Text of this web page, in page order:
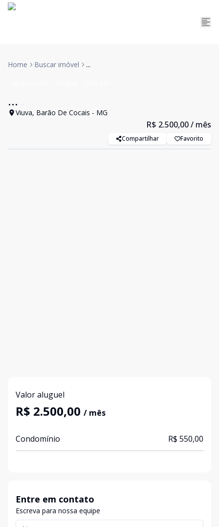
Home Buscar imóvel ...
...
Viuva, Barão De Cocais - MG
R$ 2.500,00/ mês
Compartilhar Favorito
Valor aluguel
R$ 2.500,00 / mês
Condomínio R$ 550,00
Entre em contato
Escreva para nossa equipe